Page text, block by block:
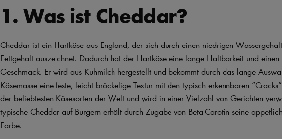
1. Was ist Cheddar?
Cheddar ist ein Hartkäse aus England, der sich durch einen niedrigen
Fettgehalt auszeichnet. Dadurch hat der Hartkäse eine lange Haltbarkeit und einen
Geschmack. Er wird aus Kuhmilch hergestellt und bekommt durch das lange
Käsemasse eine feste, leicht bröckelige Textur mit den typisch erkennbaren
der beliebtesten Käsesorten der Welt und wird in einer Vielzahl von Gerichten
typische Cheddar auf Burgern erhält durch Zugabe von Beta-Carotin seine
Farbe.